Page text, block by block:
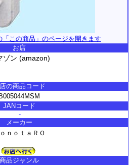
この商品」のページを開きます
お店
ゾン (amazon)
の商品コード
B005044MSM
JANコード
-
メーカー
ｎｏｔａＲＯ
商品ジャンル